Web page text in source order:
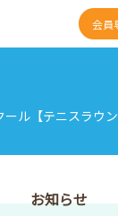
会員
ル【テニスラウ
お知らせ